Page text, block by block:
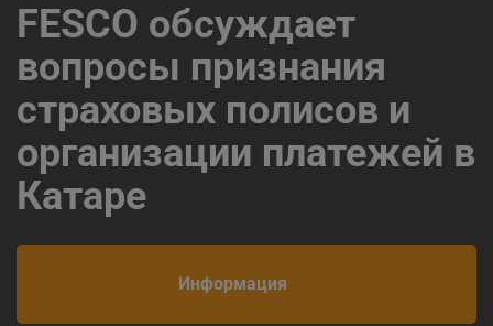
FESCO обсуждает
вопросы признания
страховых полисов и
организации платежей в
Катаре
Информация